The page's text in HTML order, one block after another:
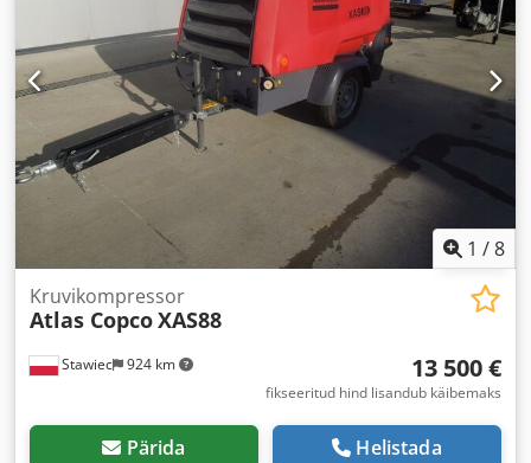
1 /8
Stawiec 924 km
Kruvikompressor
Atlas CopcoXAS88
13 500 €
fikseeritud hind lisandub käibemaks
Pärida Helistada